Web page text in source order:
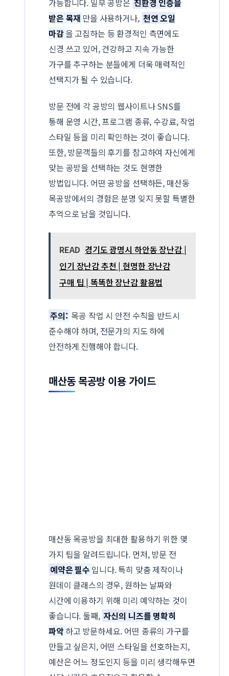
받은 목재 만을 사용하거나, 천연 오일
마감 을 고집하는 등 환경적인 측면에도
신경 쓰고 있어, 건강하고 지속 가능한
가구를 추구하는 분들에게 더욱 매력적인
선택지가 될 수 있습니다.
방문 전에 각 공방의 웹사이트나 SNS를
통해 운영 시간, 프로그램 종류, 수강료, 작업
스타일 등을 미리 확인하는 것이 좋습니다.
또한, 방문객들의 후기를 참고하여 자신에게
맞는 공방을 선택하는 것도 현명한
방법입니다. 어떤 공방을 선택하든, 매산동
목공방에서의 경험은 분명 잊지 못할 특별한
추억으로 남을 것입니다.
READ 경기도 광명시 하안동 장난감 |
인기 장난감 추천 | 현명한 장난감
구매 팁 | 똑똑한 장난감 활용법
주의: 목공 작업 시 안전 수칙을 반드시
준수해야 하며, 전문가의 지도 하에
안전하게 진행해야 합니다.
매산동 목공방 이용 가이드
매산동 목공방을 최대한 활용하기 위한 몇
가지 팁을 알려드립니다. 먼저, 방문 전
예약은 필수 입니다. 특히 맞춤 제작이나
원데이 클래스의 경우, 원하는 날짜와
시간에 이용하기 위해 미리 예약하는 것이
좋습니다. 둘째, 자신의 니즈를 명확히
파악 하고 방문하세요. 어떤 종류의 가구를
만들고 싶은지, 어떤 스타일을 선호하는지,
예산은 어느 정도인지 등을 미리 생각해두면